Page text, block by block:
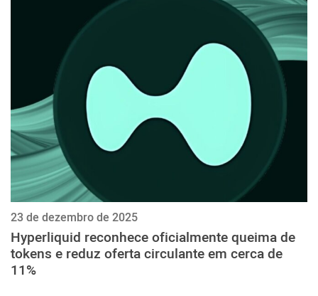
23 de dezembro de 2025
Hyperliquid reconhece oficialmente queima de
tokens e reduz oferta circulante em cerca de
11%